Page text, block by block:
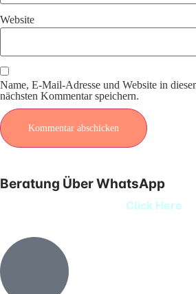
Website
Name, E-Mail-Adresse und Website in
nächsten Kommentar speichern.
Beratung Über WhatsApp
Click Here